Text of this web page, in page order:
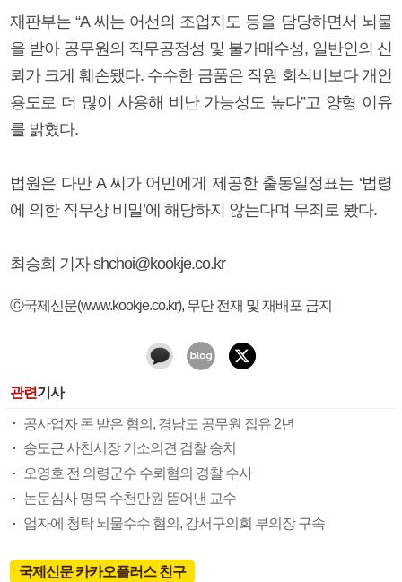
재판부는 “A 씨는 어선의 조업지도 등을 담당하면서 뇌물
을 받아 공무원의 직무공정성 및 불가매수성, 일반인의 신
뢰가 크게 훼손됐다. 수수한 금품은 직원 회식비보다 개인
용도로 더 많이 사용해 비난 가능성도 높다”고 양형 이유
를 밝혔다.
법원은 다만 A 씨가 어민에게 제공한 출동일정표는 ‘법령
에 의한 직무상 비밀’에 해당하지 않는다며 무죄로 봤다.
최승희 기자 shchoi@kookje.co.kr
ⓒ국제신문(www.kookje.co.kr), 무단 전재 및 재배포 금지
관련기사
공사업자 돈 받은 혐의, 경남도 공무원 집유 2년
송도근 사천시장 기소의견 검찰 송치
오영호 전 의령군수 수뢰혐의 경찰 수사
논문심사 명목 수천만원 뜯어낸 교수
업자에 청탁 뇌물수수 혐의, 강서구의회 부의장 구속
국제신문 카카오플러스 친구